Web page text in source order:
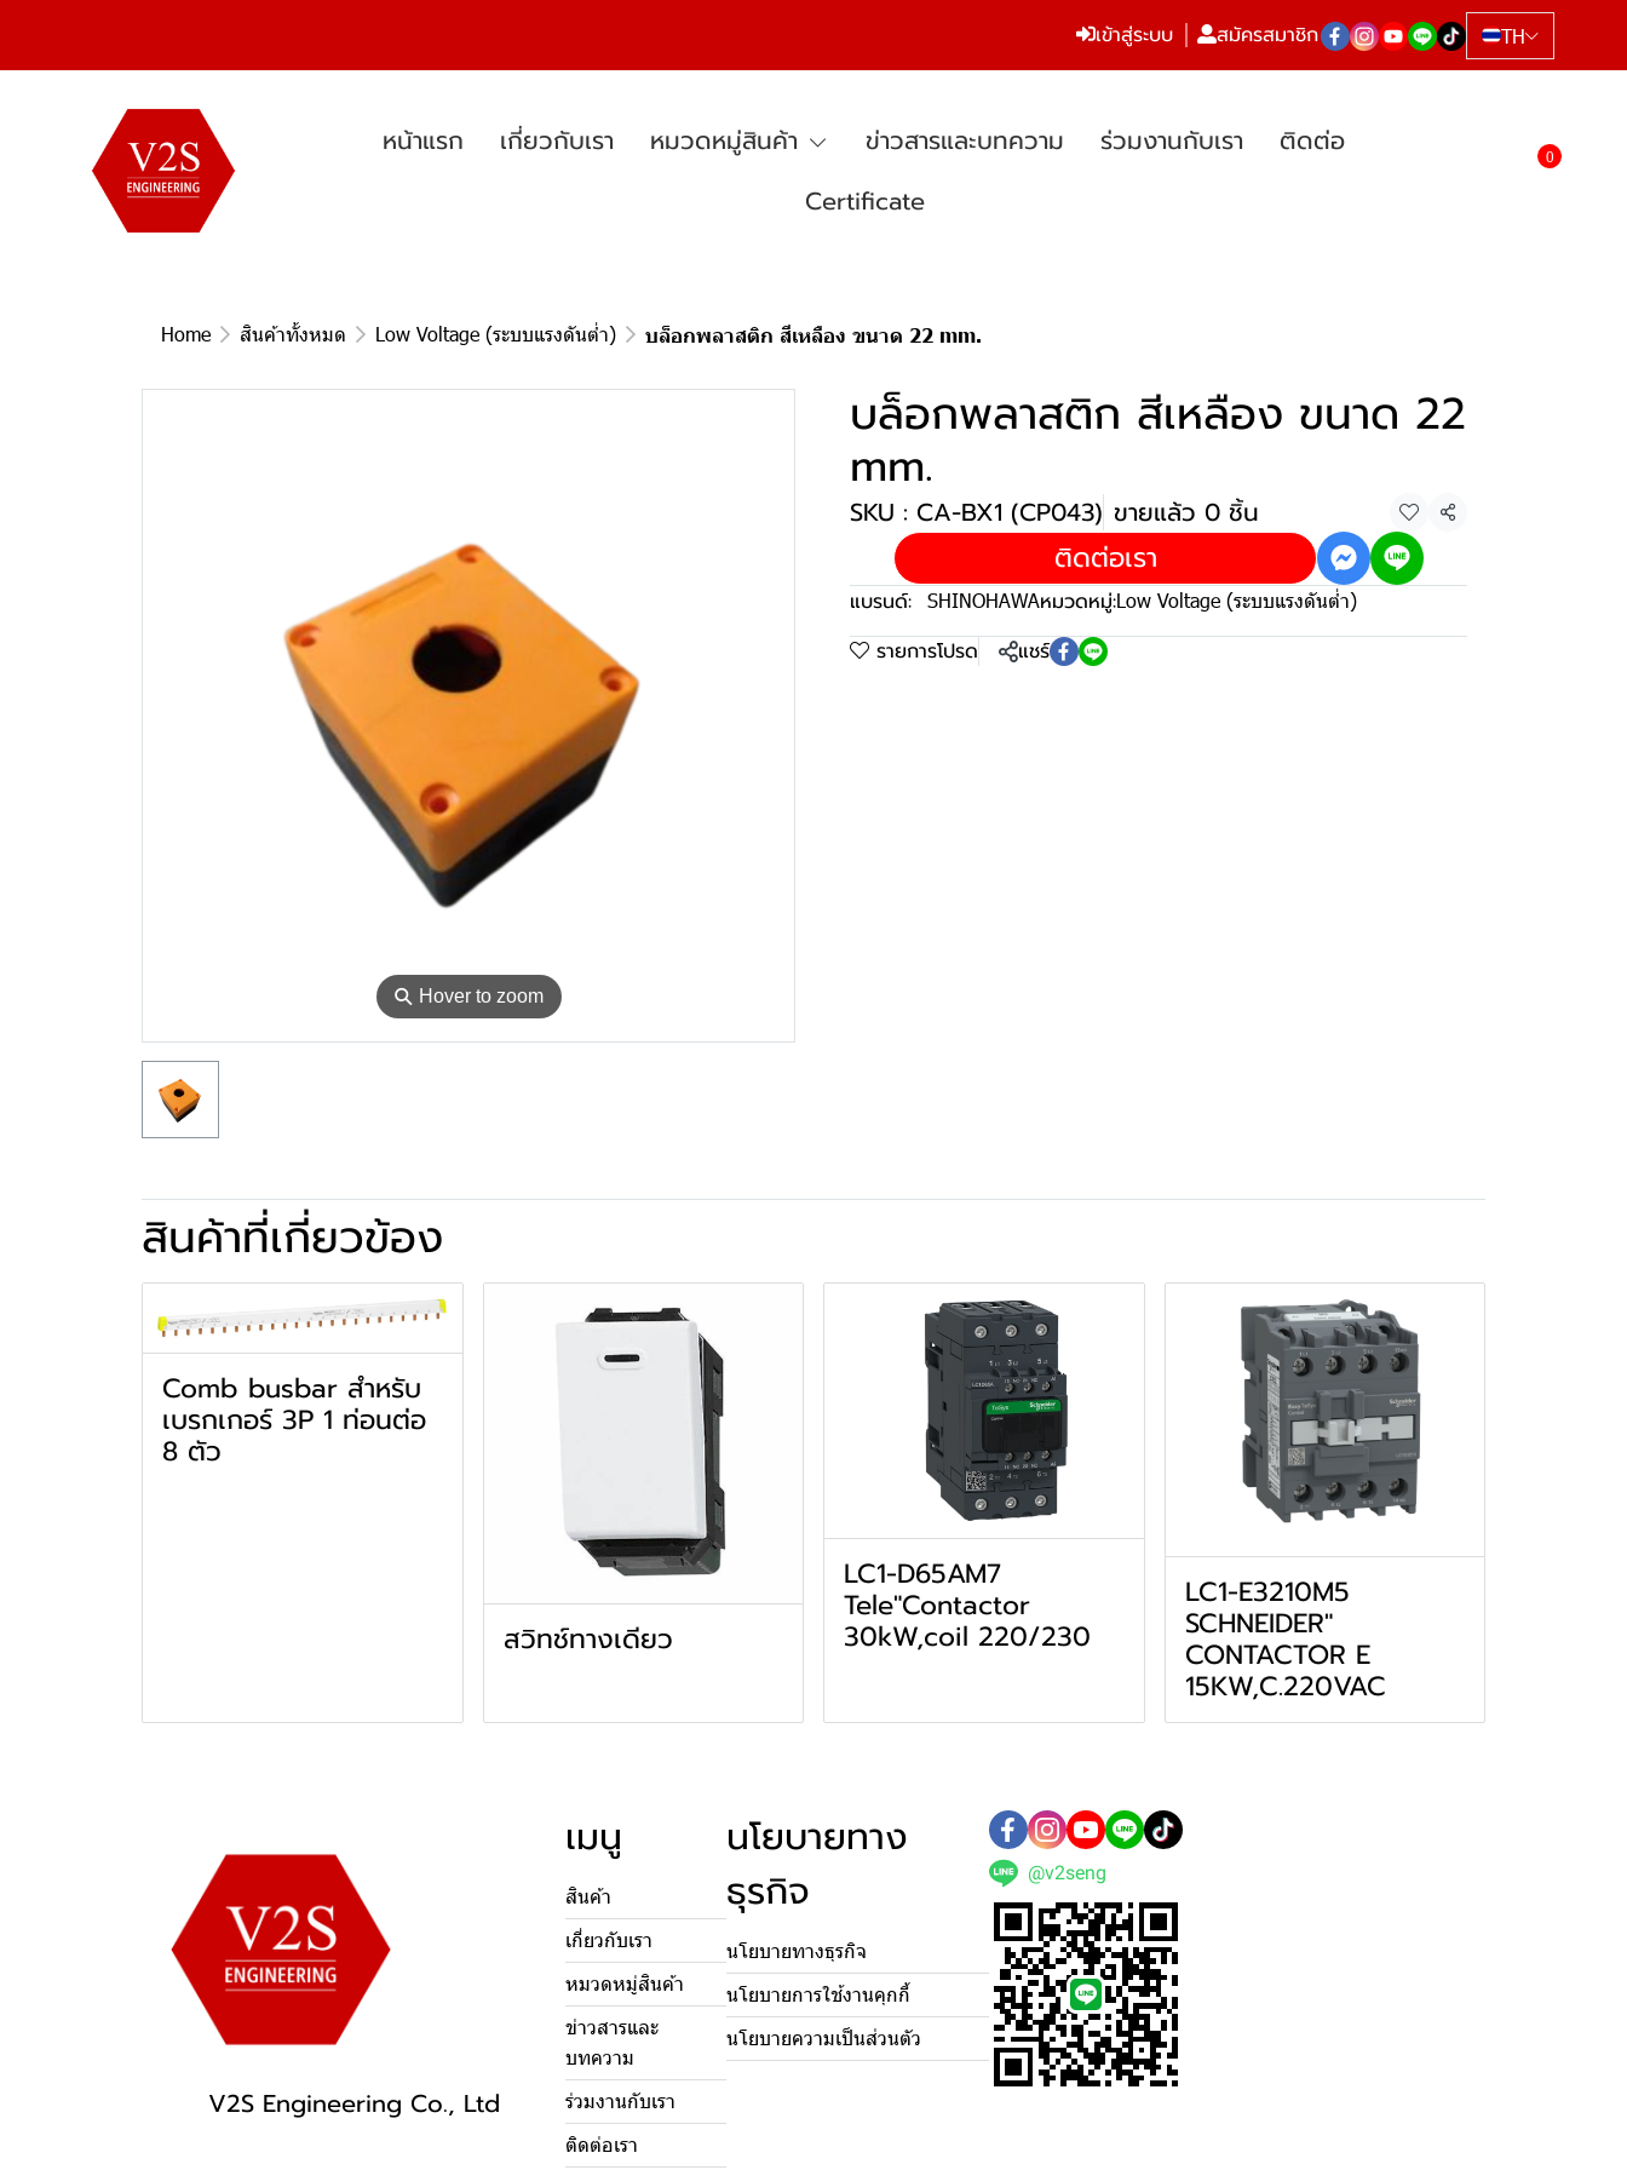
เข้าสู่ระบบ สมัครสมาชิก TH
หน้าแรก เกี่ยวกับเรา หมวดหมู่สินค้า ข่าวสารและบทความ ร่วมงานกับเรา
ติดต่อ
Certificate
0
Home สินค้าทั้งหมด Low Voltage (ระบบแรงดันต่ำ) บล็อกพลาสติก สีเหลือง ขนาด 22 mm.
⚲ Hover to zoom
บล็อกพลาสติก สีเหลือง ขนาด 22
mm.
SKU : CA-BX1 (CP043) ขายแล้ว 0 ชิ้น
แชร์
ติดต่อเรา
แบรนด์: SHINOHAWAหมวดหมู่:Low Voltage (ระบบแรงดันต่ำ)
รายการโปรด แชร์
สินค้าที่เกี่ยวข้อง
Comb busbar สำหรับ
เบรกเกอร์ 3P 1 ท่อนต่อ
8 ตัว
สวิทช์ทางเดียว
LC1-D65AM7
Tele"Contactor
30kW,coil 220/230
LC1-E3210M5
SCHNEIDER"
CONTACTOR E
15KW,C.220VAC
V2S Engineering Co., Ltd
เมนู
สินค้า
เกี่ยวกับเรา
หมวดหมู่สินค้า
ข่าวสารและ
บทความ
ร่วมงานกับเรา
ติดต่อเรา
นโยบายทาง
ธุรกิจ
นโยบายทางธุรกิจ
นโยบายการใช้งานคุกกี้
นโยบายความเป็นส่วนตัว
@v2seng